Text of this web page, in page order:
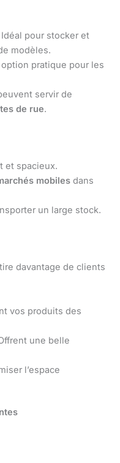
Idéal pour stocker et
modèles.
option pratique pour les
servir de
de rue.
et spacieux.
mobiles dans
un large stock.
davantage de clients
vos produits des
une belle
l’espace